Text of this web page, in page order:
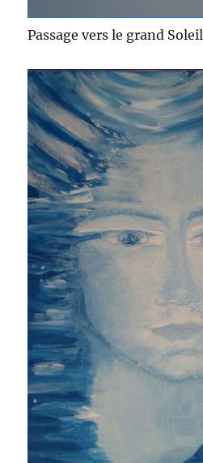
Passage vers le grand Soleil